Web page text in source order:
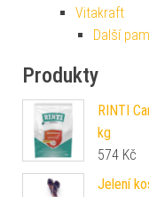
Vitakraft
Další
Produkty
RINTI
kg
574 Kč
Jelení